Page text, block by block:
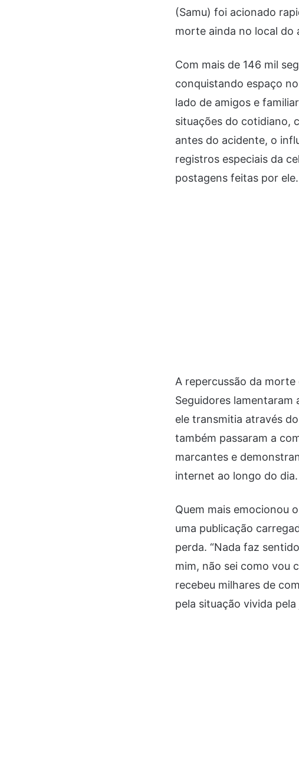
(Samu) foi acionado
morte ainda no local do
Com mais de 146 mil
conquistando espaço
lado de amigos e
situações do cotidiano,
antes do acidente, o
registros especiais da
postagens feitas por ele.
A repercussão da
Seguidores
ele transmitia através
também passaram a
marcantes e
internet ao longo do dia.
Quem mais emocionou
uma publicação
perda. “Nada faz
mim, não sei como vou
recebeu milhares de
pela situação vivida pela